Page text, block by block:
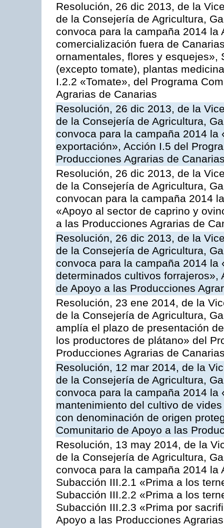
Resolución, 26 dic 2013, de la
de la Consejería de Agricultura,
convoca para la campaña 2014 la
comercialización fuera de
ornamentales, flores y esquejes»,
(excepto tomate), plantas
I.2.2 «Tomate», del Programa
Agrarias de Canarias
Resolución, 26 dic 2013, de la
de la Consejería de Agricultura,
convoca para la campaña 2014
exportación», Acción I.5 del
Producciones Agrarias de
Resolución, 26 dic 2013, de la
de la Consejería de Agricultura,
convocan para la campaña 2014
«Apoyo al sector de caprino y
a las Producciones Agrarias de
Resolución, 26 dic 2013, de la
de la Consejería de Agricultura,
convoca para la campaña 2014 la
determinados cultivos forrajeros»,
de Apoyo a las Producciones
Resolución, 23 ene 2014, de la
de la Consejería de Agricultura,
amplía el plazo de presentación
los productores de plátano» del
Producciones Agrarias de
Resolución, 12 mar 2014, de la
de la Consejería de Agricultura,
convoca para la campaña 2014 la
mantenimiento del cultivo de
con denominación de origen
Comunitario de Apoyo a las
Resolución, 13 may 2014, de la
de la Consejería de Agricultura,
convoca para la campaña 2014
Subacción III.2.1 «Prima a los
Subacción III.2.2 «Prima a los
Subacción III.2.3 «Prima por
Apoyo a las Producciones